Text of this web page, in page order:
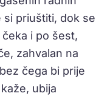
si priuštiti, dok se
i po šest,
zahvalan na
čega bi prije
ubija